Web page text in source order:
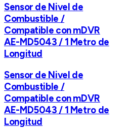
Sensor de Nivel de
Combustible /
Compatible con mDVR
AE-MD5043 / 1 Metro de
Longitud
Sensor de Nivel de
Combustible /
Compatible con mDVR
AE-MD5043 / 1 Metro de
Longitud